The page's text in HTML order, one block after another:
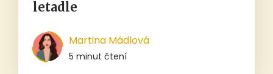
letadle
Martina Mádlová
5 minut čtení